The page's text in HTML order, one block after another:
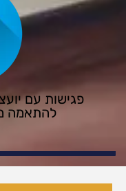
פגישות עם
להתאמה